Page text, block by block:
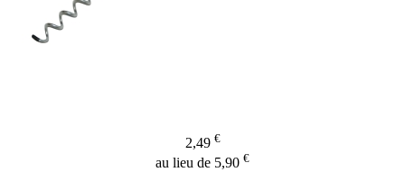
2,49 €
au lieu de 5,90 €